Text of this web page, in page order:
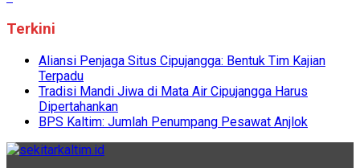
Terkini
Aliansi Penjaga Situs Cipujangga: Bentuk Tim Kajian
Terpadu
Tradisi Mandi Jiwa di Mata Air Cipujangga Harus
Dipertahankan
BPS Kaltim: Jumlah Penumpang Pesawat Anjlok